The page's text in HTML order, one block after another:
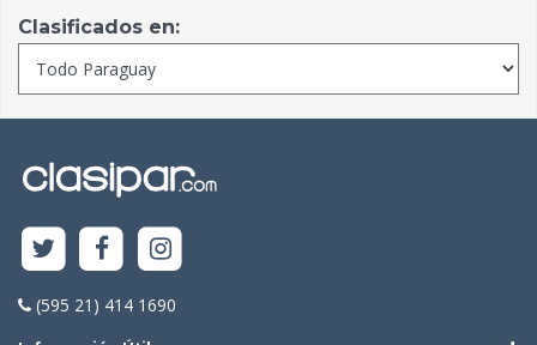
Clasificados en:
(595 21) 414 1690